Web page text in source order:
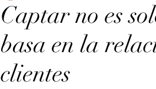
Captar no es
basa en la
clientes